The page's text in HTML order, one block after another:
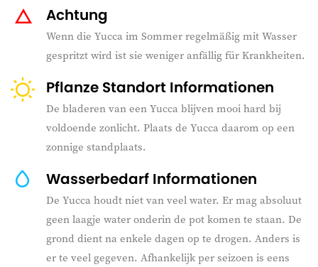
Achtung
Wenn die Yucca im Sommer regelmäßig mit Wasser
gespritzt wird ist sie weniger anfällig für Krankheiten.
Pflanze Standort Informationen
De bladeren van een Yucca blijven mooi hard bij
voldoende zonlicht. Plaats de Yucca daarom op een
zonnige standplaats.
Wasserbedarf Informationen
De Yucca houdt niet van veel water. Er mag absoluut
geen laagje water onderin de pot komen te staan. De
grond dient na enkele dagen op te drogen. Anders is
er te veel gegeven. Afhankelijk per seizoen is eens